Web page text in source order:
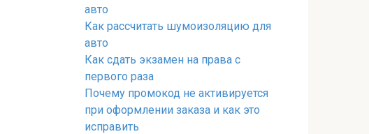
авто
Как рассчитать шумоизоляцию для
авто
Как сдать экзамен на права с
первого раза
Почему промокод не активируется
при оформлении заказа и как это
исправить